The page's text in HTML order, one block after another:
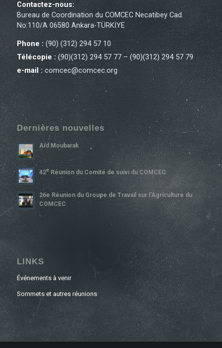
Contactez-nous:
Bureau de Coordination du COMCEC Necatibey Cad.
No:110/A 06580 Ankara-TÜRKİYE
Phone :(90) (312) 294 57 10
Télécopie :(90)(312) 294 57 77 – (90)(312) 294 57 79
e-mail : comcec@comcec.org
Dernières nouvelles
Aïd Moubarak
42ERéunion du Comité de suivi du COMCEC
26e Réunion du Groupe de Travail sur l’Agriculture du
COMCEC
LINKS
Événements à venir
Sommets et autres réunions